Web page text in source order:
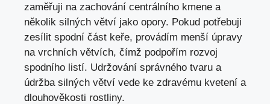
zaměřuji na zachování centrálního kmene a
několik silných větví jako opory. Pokud potřebuji
zesílit spodní část keře, provádím menší úpravy
na vrchních větvích, čímž podpořím rozvoj
spodního listí. Udržování správného tvaru a
údržba silných větví vede ke zdravému kvetení a
dlouhověkosti rostliny.